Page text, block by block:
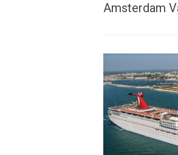
Amsterdam